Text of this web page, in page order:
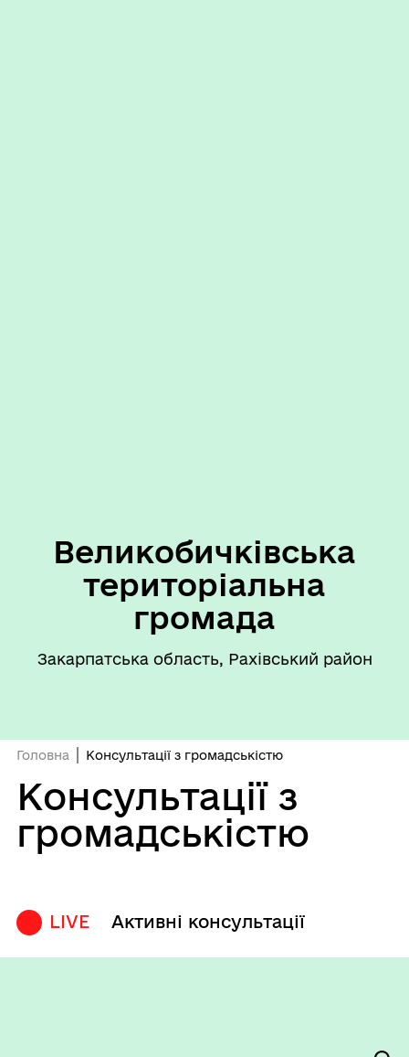
Великобичківська
територіальна
громада
Закарпатська область, Рахівський район
Головна Консультації з громадськістю
Консультації з
громадськістю
LIVE Активні консультації